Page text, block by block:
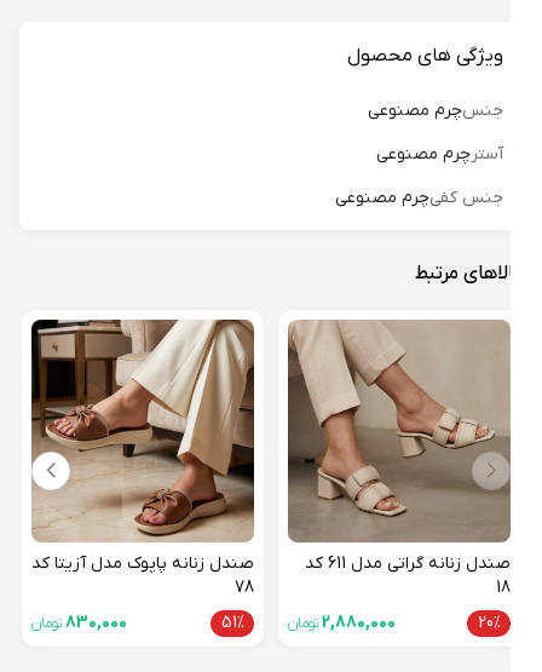
ویژگی های محصول
جنسچرم مصنوعی
آسترچرم مصنوعی
جنس کفی چرم مصنوعی
مرتبط
صندل زنانه گراتی مدل 611 کد
20%
2,880,000تومان
صندل زنانه پاپوک مدل آزیتا کد
51%
830,000تومان